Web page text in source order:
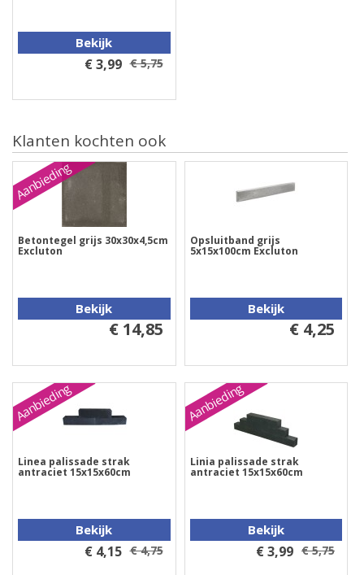
Bekijk
€ 3,99 € 5,75
Klanten kochten ook
Aanbieding
Betontegel grijs 30x30x4,5cm
Excluton
Bekijk
€ 14,85
Opsluitband grijs
5x15x100cm Excluton
Bekijk
€ 4,25
Aanbieding
Linea palissade strak
antraciet 15x15x60cm
Bekijk
€ 4,15 € 4,75
Aanbieding
Linia palissade strak
antraciet 15x15x60cm
Bekijk
€ 3,99 € 5,75